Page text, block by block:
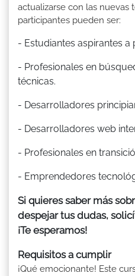
actualizarse con las nuevas
participantes pueden ser:
- Estudiantes aspirantes
- Profesionales en
técnicas.
- Desarrolladores
- Desarrolladores web
- Profesionales en
- Emprendedores
Si quieres saber más
despejar tus dudas,
¡Te esperamos!
Requisitos a cumplir
¡Qué emocionante! Este